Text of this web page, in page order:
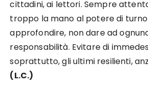
cittadini, ai lettori. Sempre
troppo la mano al potere di
approfondire, non dare ad
responsabilità. Evitare di
soprattutto, gli ultimi resilienti,
(L.C.)